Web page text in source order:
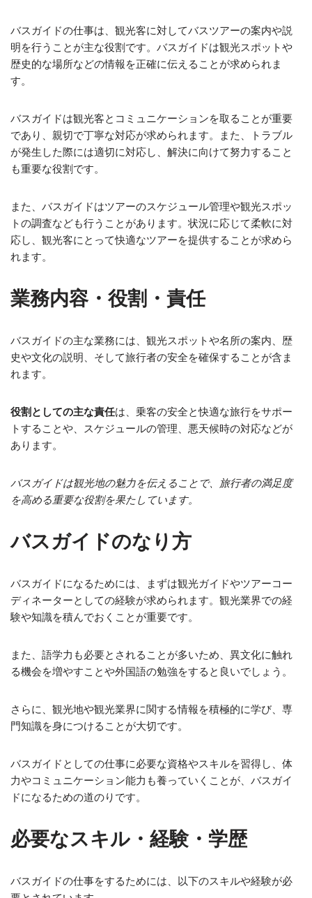
バスガイドの仕事は、観光客に対してバスツアーの案内や説
明を行うことが主な役割です。バスガイドは観光スポットや
歴史的な場所などの情報を正確に伝えることが求められま
す。
バスガイドは観光客とコミュニケーションを取ることが重要
であり、親切で丁寧な対応が求められます。また、トラブル
が発生した際には適切に対応し、解決に向けて努力すること
も重要な役割です。
また、バスガイドはツアーのスケジュール管理や観光スポッ
トの調査なども行うことがあります。状況に応じて柔軟に対
応し、観光客にとって快適なツアーを提供することが求めら
れます。
業務内容・役割・責任
バスガイドの主な業務には、観光スポットや名所の案内、歴
史や文化の説明、そして旅行者の安全を確保することが含ま
れます。
役割としての主な責任は、乗客の安全と快適な旅行をサポー
トすることや、スケジュールの管理、悪天候時の対応などが
あります。
バスガイドは観光地の魅力を伝えることで、旅行者の満足度
を高める重要な役割を果たしています。
バスガイドのなり方
バスガイドになるためには、まずは観光ガイドやツアーコー
ディネーターとしての経験が求められます。観光業界での経
験や知識を積んでおくことが重要です。
また、語学力も必要とされることが多いため、異文化に触れ
る機会を増やすことや外国語の勉強をすると良いでしょう。
さらに、観光地や観光業界に関する情報を積極的に学び、専
門知識を身につけることが大切です。
バスガイドとしての仕事に必要な資格やスキルを習得し、体
力やコミュニケーション能力も養っていくことが、バスガイ
ドになるための道のりです。
必要なスキル・経験・学歴
バスガイドの仕事をするためには、以下のスキルや経験が必